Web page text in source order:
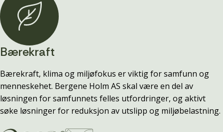
Bærekraft
Bærekraft, klima og miljøfokus er viktig for samfunn og
menneskehet. Bergene Holm AS skal være en del av
løsningen for samfunnets felles utfordringer, og aktivt
søke løsninger for reduksjon av utslipp og miljøbelastning.